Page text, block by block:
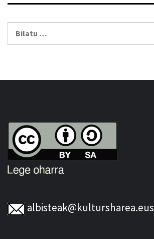
albisteak@kultursharea.eus